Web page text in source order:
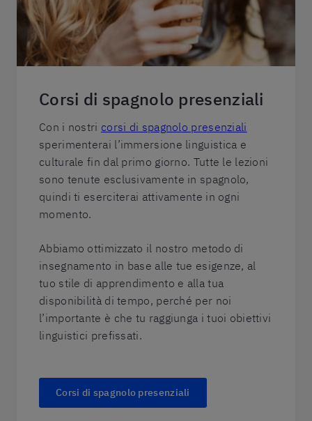
Corsi di spagnolo presenziali
Con i nostri corsi di spagnolo presenziali
sperimenterai l’immersione linguistica e
culturale fin dal primo giorno. Tutte le lezioni
sono tenute esclusivamente in spagnolo,
quindi ti eserciterai attivamente in ogni
momento.
Abbiamo ottimizzato il nostro metodo di
insegnamento in base alle tue esigenze, al
tuo stile di apprendimento e alla tua
disponibilità di tempo, perché per noi
l’importante è che tu raggiunga i tuoi obiettivi
linguistici prefissati.
Corsi di spagnolo presenziali